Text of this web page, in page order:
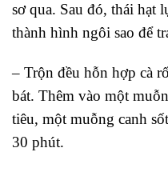
sơ qua. Sau đó, thái hạt
thành hình ngôi sao để
– Trộn đều hỗn hợp cà
bát. Thêm vào một
tiêu, một muỗng canh
30 phút.